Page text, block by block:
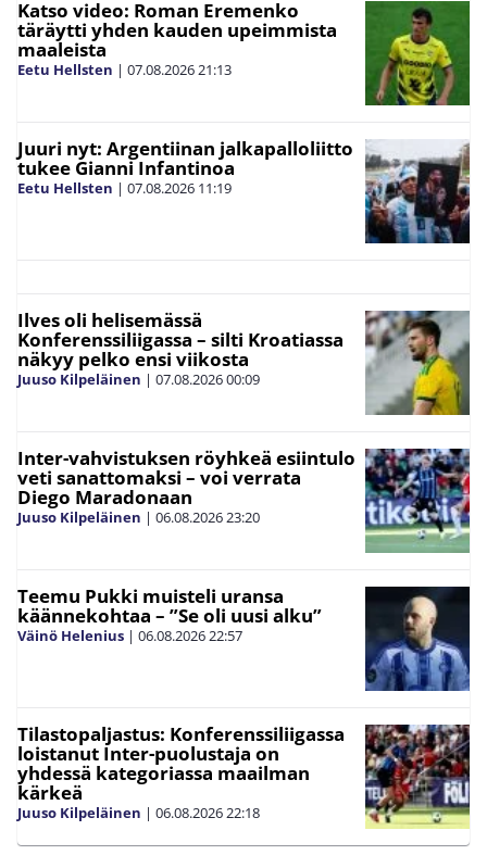
Katso video: Roman Eremenko
täräytti yhden kauden upeimmista
maaleista
Eetu Hellsten | 07.08.202621:13
Juuri nyt: Argentiinan jalkapalloliitto
tukee Gianni Infantinoa
Eetu Hellsten | 07.08.2026 11:19
Ilves oli helisemässä
Konferenssiliigassa – silti Kroatiassa
näkyy pelko ensi viikosta
Juuso Kilpeläinen | 07.08.202600:09
Inter-vahvistuksen röyhkeä esiintulo
veti sanattomaksi – voi verrata
Diego Maradonaan
Juuso Kilpeläinen | 06.08.202623:20
Teemu Pukki muisteli uransa
käännekohtaa – ”Se oli uusi alku”
Väinö Helenius | 06.08.202622:57
Tilastopaljastus: Konferenssiliigassa
loistanut Inter-puolustaja on
yhdessä kategoriassa maailman
kärkeä
Juuso Kilpeläinen | 06.08.202622:18